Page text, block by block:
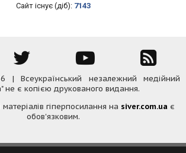
Сайт існує (діб): 7143
| Всеукраїнський незалежний медійний
не є копією друкованого видання.
гіперпосилання на siver.com.ua є
обов'язковим.